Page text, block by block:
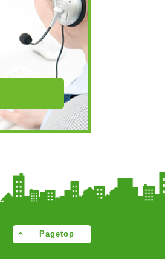
Pagetop